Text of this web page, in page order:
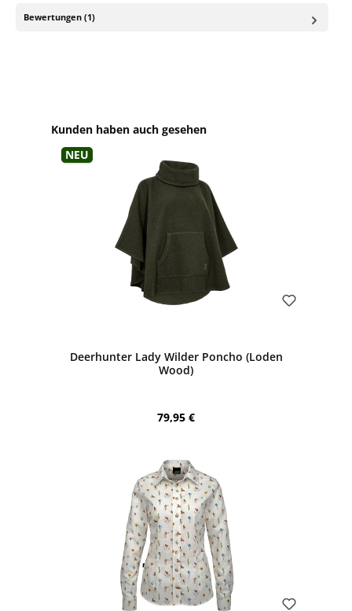
Bewertungen (1)
Produktgalerie überspringen
Kunden haben auch gesehen
Neu
Deerhunter Lady Wilder Poncho (Loden
Wood)
Regulärer Preis:
79,95 €